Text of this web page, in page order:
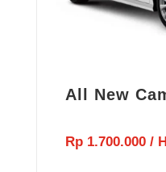
All New
Rp 1.700.000 /